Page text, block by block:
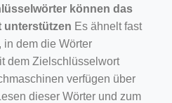
können das
unterstützen Es ähnelt fast
in dem die Wörter
dem Zielschlüsselwort
verfügen über
dieser Wörter und zum